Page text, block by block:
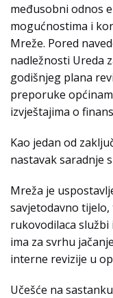
međusobni odnos
mogućnostima i
Mreže. Pored
nadležnosti Ureda
godišnjeg plana
preporuke
izvještajima o
Kao jedan od
nastavak saradnje
Mreža je
savjetodavno
rukovodilaca
ima za svrhu
interne revizije u
Učešće na